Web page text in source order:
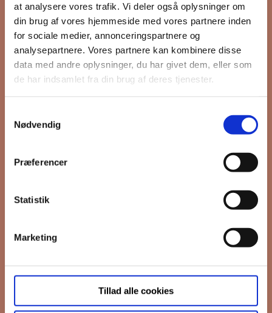
at analysere vores trafik. Vi deler også oplysninger om
din brug af vores hjemmeside med vores partnere inden
for sociale medier, annonceringspartnere og
analysepartnere. Vores partnere kan kombinere disse
data med andre oplysninger, du har givet dem, eller som
de har indsamlet fra din brug af deres tjenester.
Nødvendig
Præferencer
Statistik
Marketing
Tillad alle cookies
Hold dig opdateret på hvad der sker
på Grønttorvet. I vores nyhedsbrev
sender vi blandt andet invitation til
VIP Åbent Hus, når vi sætter nye
boliger til salg og udlejning, så du
Interesseret i
Ejerboliger